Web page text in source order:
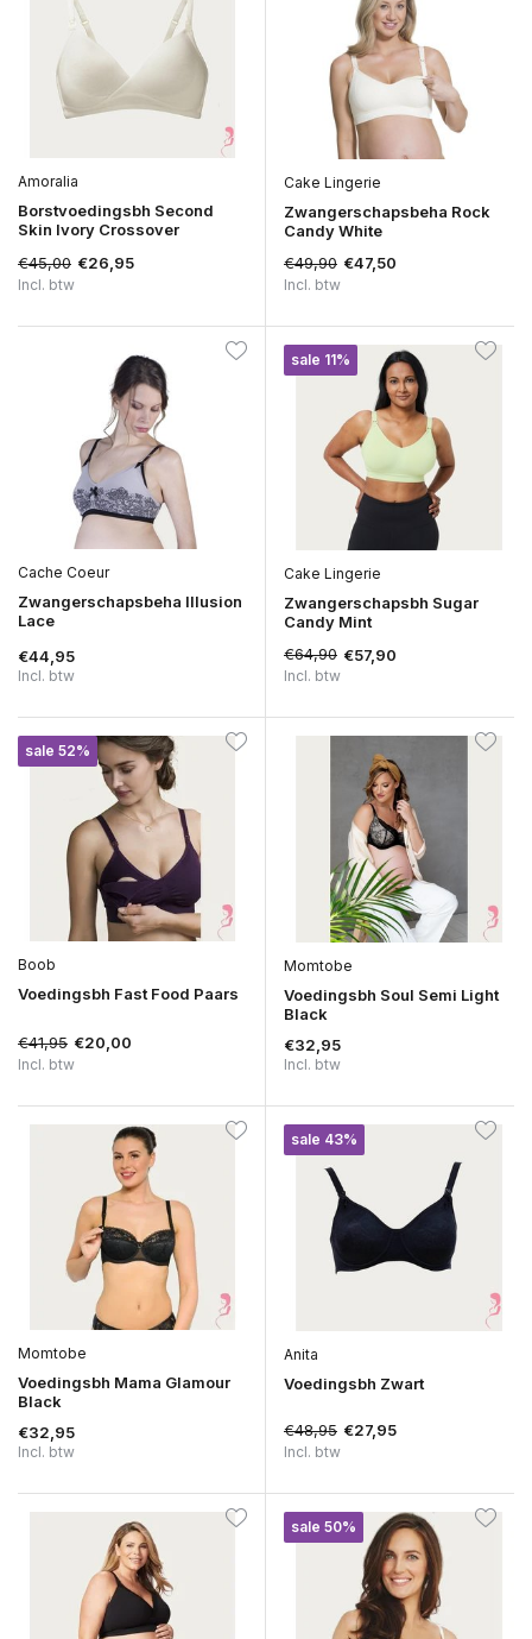
Amoralia
Borstvoedingsbh Second
Skin Ivory Crossover
€45,00 €26,95
Incl. btw
Cake Lingerie
Zwangerschapsbeha Rock
Candy White
€49,90 €47,50
Incl. btw
Cache Coeur
Zwangerschapsbeha Illusion
Lace
€44,95
Incl. btw
sale 11%
Cake Lingerie
Zwangerschapsbh Sugar
Candy Mint
€64,90 €57,90
Incl. btw
sale 52%
Boob
Voedingsbh Fast Food Paars
€41,95 €20,00
Incl. btw
Momtobe
Voedingsbh Soul Semi Light
Black
€32,95
Incl. btw
Momtobe
Voedingsbh Mama Glamour
Black
€32,95
Incl. btw
sale 43%
Anita
Voedingsbh Zwart
€48,95 €27,95
Incl. btw
sale 50%